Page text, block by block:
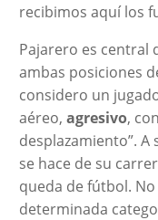
recibimos aquí los
Pajarero es central
ambas posiciones
considero un
aéreo, agresivo,
desplazamiento”.
se hace de su
queda de fútbol.
determinada